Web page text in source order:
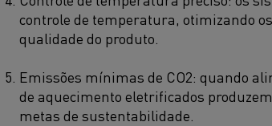
controle de temperatura, otimizando
qualidade do produto.
Emissões mínimas de CO2: quando
de aquecimento eletrificados
metas de sustentabilidade.